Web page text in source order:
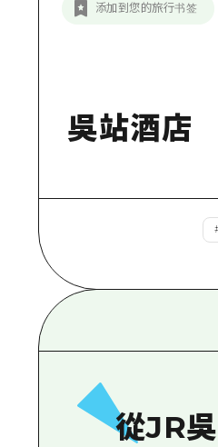
添加到您的旅行书签
吳站酒店
從JR